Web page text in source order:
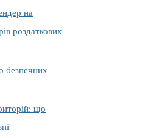
на
роздаткових
безпечних
що